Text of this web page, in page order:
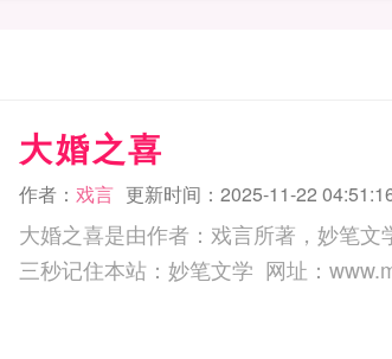
大婚之喜
作者： 戏言 更新时间：2025-11-22
大婚之喜是由作者：戏言所著，妙笔文